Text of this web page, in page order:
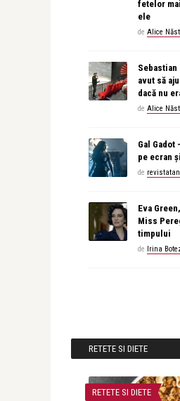
fetelor
ele
de Alice
Sebastian
avut să
dacă nu
de Alice
Gal
pe ecran
de
Eva
Miss
timpului
de Irina
RETETE SI DIETE
RETETE SI DIETE